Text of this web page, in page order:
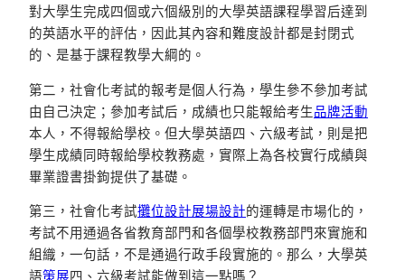
對大學生完成四個或六個級別的大學英語課程學習后達到
的英語水平的評估，因此其內容和難度設計都是封閉式
的、是基于課程教學大綱的。
第二，社會化考試的報考是個人行為，學生參不參加考試
由自己決定；參加考試后，成績也只能報給考生品牌活動
本人，不得報給學校。但大學英語四、六級考試，則是把
學生成績同時報給學校教務處，實際上為各校實行成績與
畢業證書掛鉤提供了基礎。
第三，社會化考試攤位設計展場設計的運轉是市場化的，
考試不用通過各省教育部門和各個學校教務部門來實施和
組織，一句話，不是通過行政手段實施的。那么，大學英
語策展四、六級考試能做到這一點嗎？